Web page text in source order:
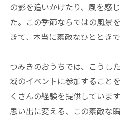
の影を追いかけたり、風を感
た。この季節ならではの風景
きて、本当に素敵なひとときで
つみきのおうちでは、こうし
域のイベントに参加すること
くさんの経験を提供していま
思い出に変える、この素敵な